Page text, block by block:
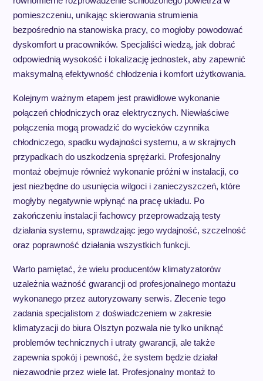
pomieszczeniu, unikając skierowania strumienia
bezpośrednio na stanowiska pracy, co mogłoby powodować
dyskomfort u pracowników. Specjaliści wiedzą, jak dobrać
odpowiednią wysokość i lokalizację jednostek, aby zapewnić
maksymalną efektywność chłodzenia i komfort użytkowania.
Kolejnym ważnym etapem jest prawidłowe wykonanie
połączeń chłodniczych oraz elektrycznych. Niewłaściwe
połączenia mogą prowadzić do wycieków czynnika
chłodniczego, spadku wydajności systemu, a w skrajnych
przypadkach do uszkodzenia sprężarki. Profesjonalny
montaż obejmuje również wykonanie próżni w instalacji, co
jest niezbędne do usunięcia wilgoci i zanieczyszczeń, które
mogłyby negatywnie wpłynąć na pracę układu. Po
zakończeniu instalacji fachowcy przeprowadzają testy
działania systemu, sprawdzając jego wydajność, szczelność
oraz poprawność działania wszystkich funkcji.
Warto pamiętać, że wielu producentów klimatyzatorów
uzależnia ważność gwarancji od profesjonalnego montażu
wykonanego przez autoryzowany serwis. Zlecenie tego
zadania specjalistom z doświadczeniem w zakresie
klimatyzacji do biura Olsztyn pozwala nie tylko uniknąć
problemów technicznych i utraty gwarancji, ale także
zapewnia spokój i pewność, że system będzie działał
niezawodnie przez wiele lat. Profesjonalny montaż to